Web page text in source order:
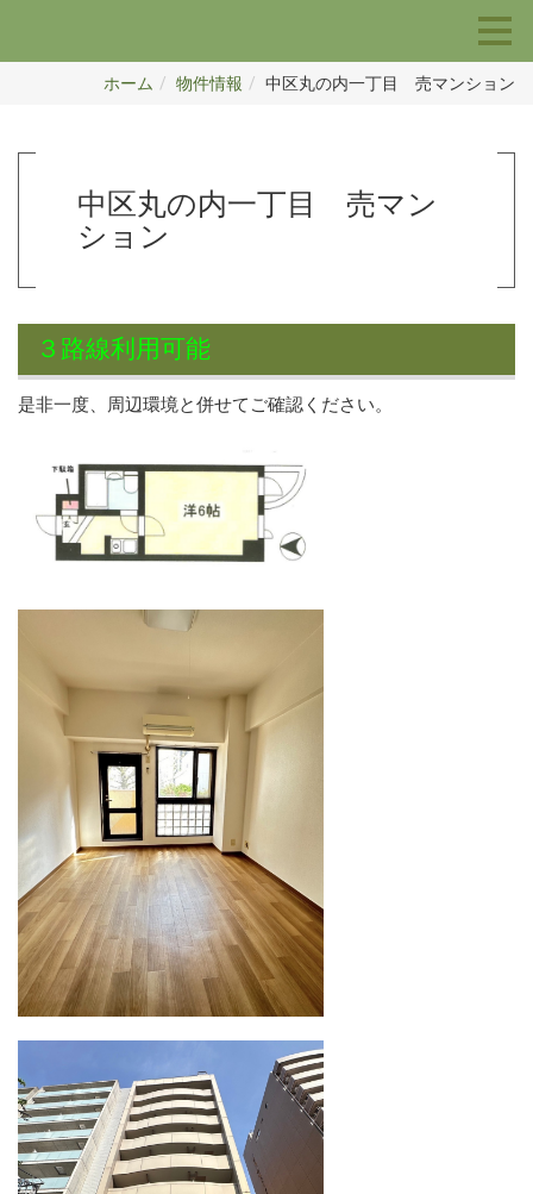
ホーム 物件情報 中区丸の内一丁目 売マンション
中区丸の内一丁目 売マン
ション
３路線利用可能
是非一度、周辺環境と併せてご確認ください。